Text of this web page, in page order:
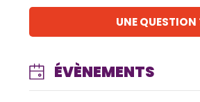
UNE QUESTION
ÉVÈNEMENTS